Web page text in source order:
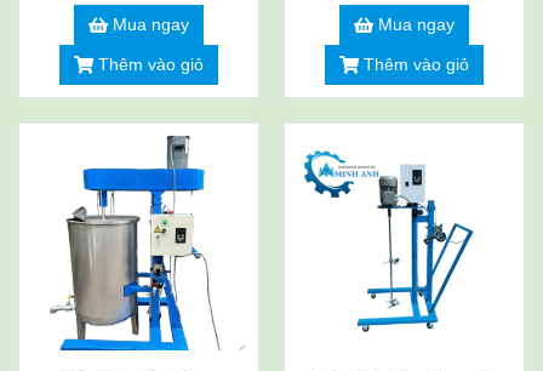
Mua ngay
Thêm vào giỏ
Mua ngay
Thêm vào giỏ